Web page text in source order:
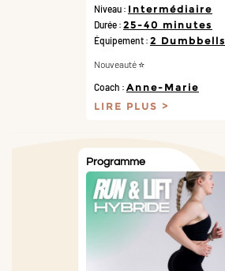
Niveau : Intermédiaire
Durée : 25-40 minutes
Équipement : 2 Dumbbells
Nouveauté ⭐️
Coach : Anne-Marie
LIRE PLUS
Programme